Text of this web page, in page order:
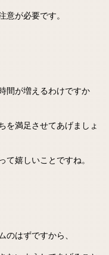
が必要です。
間が増えるわけですか
を満足させてあげましょ
嬉しいことですね。
はずですから、